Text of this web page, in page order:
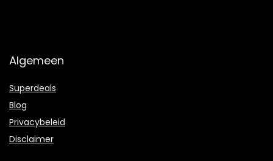
Algemeen
Superdeals
Blog
Privacybeleid
Disclaimer